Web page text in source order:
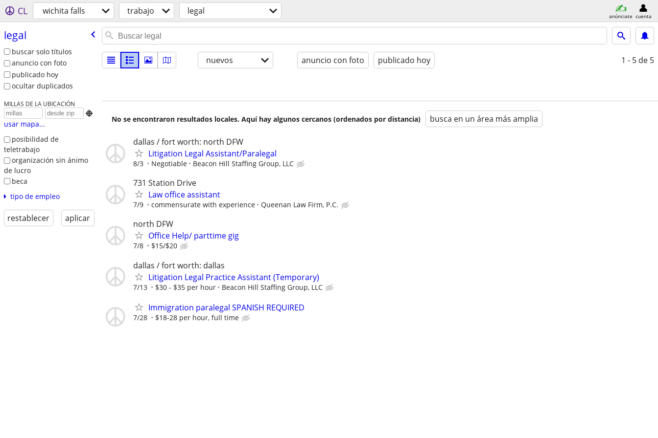
CL wichita falls trabajo legal anúnciate cuenta
legal
buscar solo títulos
anuncio con foto
publicado hoy
ocultar duplicados
MILLAS DE LA UBICACIÓN

usar mapa...
posibilidad de
teletrabajo
organización sin ánimo
de lucro
beca
tipo de empleo
restablecer aplicar
nuevos anuncio con foto publicado hoy 1 - 5 de 5
No se encontraron resultados locales. Aquí hay algunos cercanos (ordenados por distancia) busca en un área más amplia
dallas / fort worth: north DFW
Litigation Legal Assistant/Paralegal
8/3 Negotiable Beacon Hill Staffing Group, LLC
731 Station Drive
Law office assistant
7/9 commensurate with experience Queenan Law Firm, P.C.
north DFW
Office Help/ parttime gig
7/8 $15/$20
dallas / fort worth: dallas
Litigation Legal Practice Assistant (Temporary)
7/13 $30 - $35 per hour Beacon Hill Staffing Group, LLC
Immigration paralegal SPANISH REQUIRED
7/28 $18-28 per hour, full time